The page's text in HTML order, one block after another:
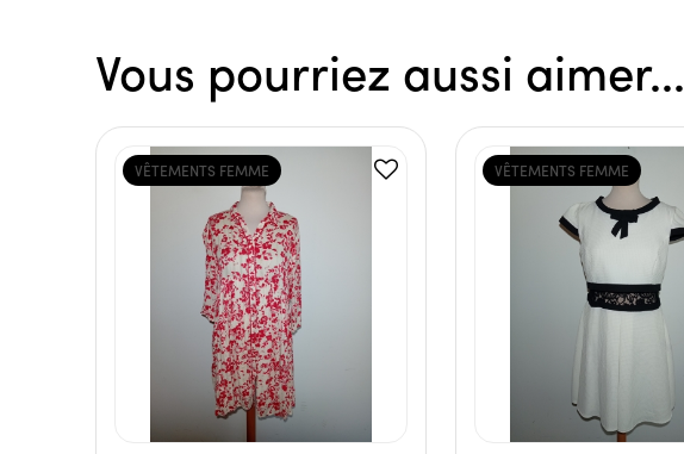
Vous pourriez aussi aimer...
VÊTEMENTS FEMME VÊTEMENTS FEMME